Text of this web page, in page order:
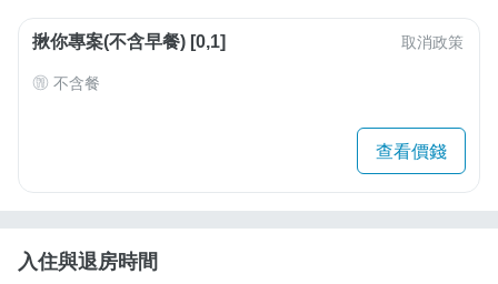
揪你專案(不含早餐) [0,1] 取消政策
不含餐
查看價錢
入住與退房時間